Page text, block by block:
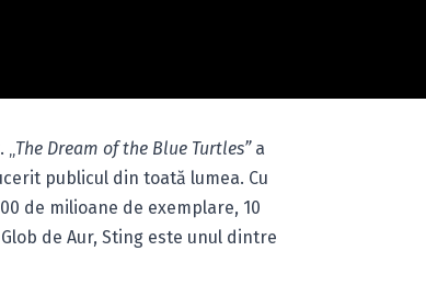
„The Dream of the Blue Turtles”a
publicul din toată lumea. Cu
de milioane de exemplare, 10
de Aur, Sting este unul dintre